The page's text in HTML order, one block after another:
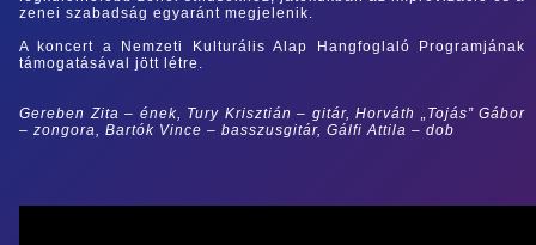
zenei szabadság egyaránt megjelenik.
A koncert a Nemzeti Kulturális Alap Hangfoglaló Programjának
támogatásával jött létre.
Gereben Zita – ének, Tury Krisztián – gitár, Horváth „Tojás” Gábor
– zongora, Bartók Vince – basszusgitár, Gálfi Attila – dob